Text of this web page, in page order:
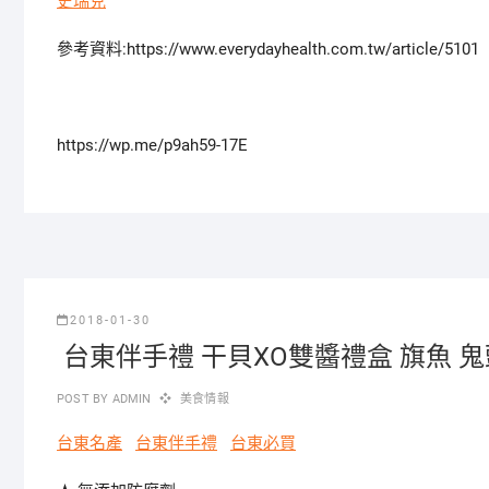
參考資料:https://www.everydayhealth.com.tw/article/5101
https://wp.me/p9ah59-17E
2018-01-30
台東伴手禮 干貝XO雙醬禮盒 旗魚
POST BY ADMIN 美食情報
台東名產 台東伴手禮 台東必買